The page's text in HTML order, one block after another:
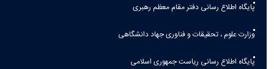
پایگاه اطلاع رسانی دفتر مقام معظم رهبری
وزارت علوم ، تحقیقات و فناوری جهاد دانشگاهی
پایگاه اطلاع رسانی ریاست جمهوری اسلامی